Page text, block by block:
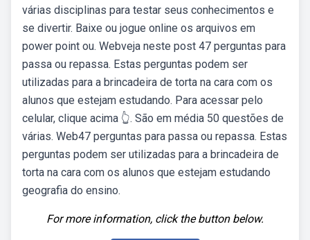
várias disciplinas para testar seus conhecimentos e
se divertir. Baixe ou jogue online os arquivos em
power point ou. Webveja neste post 47 perguntas para
passa ou repassa. Estas perguntas podem ser
utilizadas para a brincadeira de torta na cara com os
alunos que estejam estudando. Para acessar pelo
celular, clique acima 👆. São em média 50 questões de
várias. Web47 perguntas para passa ou repassa. Estas
perguntas podem ser utilizadas para a brincadeira de
torta na cara com os alunos que estejam estudando
geografia do ensino.
For more information, click the button below.